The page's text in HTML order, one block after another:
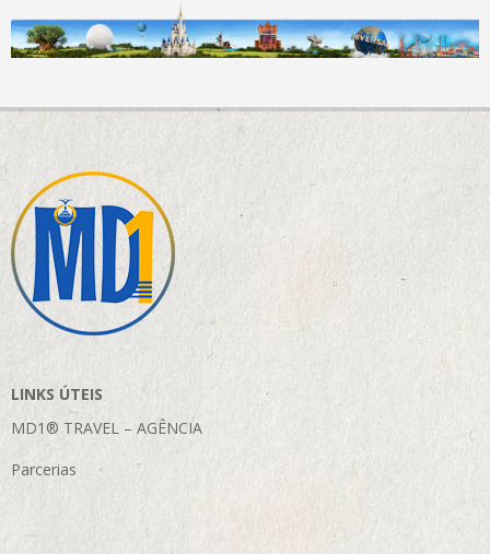
LINKS ÚTEIS
MD1® TRAVEL – AGÊNCIA
Parcerias